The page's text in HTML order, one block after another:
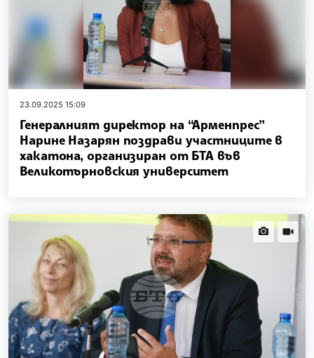
23.09.2025 15:09
Генералният директор на “Арменпрес”
Нарине Назарян поздрави участниците в
хакатона, организиран от БТА във
Великотърновския университет
news.images